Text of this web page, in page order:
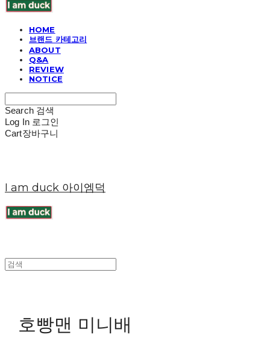
HOME
브랜드 카테고리
ABOUT
Q&A
REVIEW
NOTICE
Search 검색
Log In 로그인
Cart장바구니
I am duck 아이엠덕
호빵맨 미니배